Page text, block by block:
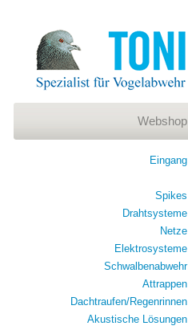
Webshop
Eingang
Spikes
Drahtsysteme
Netze
Elektrosysteme
Schwalbenabwehr
Attrappen
Dachtraufen/Regenrinnen
Akustische Lösungen